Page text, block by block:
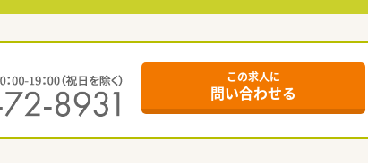
この求人に
問い合わせる